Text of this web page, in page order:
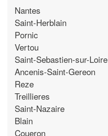
Nantes
Saint-Herblain
Pornic
Vertou
Saint-Sebastien-sur-Loire
Ancenis-Saint-Gereon
Reze
Treillieres
Saint-Nazaire
Blain
Coueron